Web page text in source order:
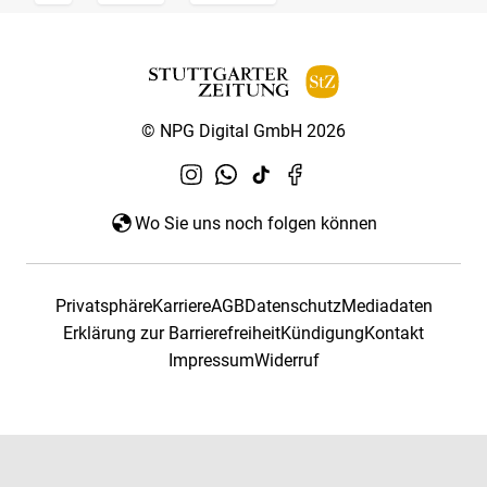
© NPG Digital GmbH 2026
Wo Sie uns noch folgen können
PrivatsphäreKarriereAGBDatenschutzMediadaten
Erklärung zur BarrierefreiheitKündigungKontakt
ImpressumWiderruf